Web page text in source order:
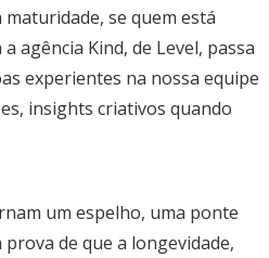
se quem está
agência Kind, de Level, passa
experientes na nossa equipe
insights criativos quando
um espelho, uma ponte
de que a longevidade,